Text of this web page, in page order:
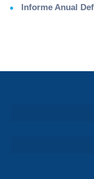
Informe Anual